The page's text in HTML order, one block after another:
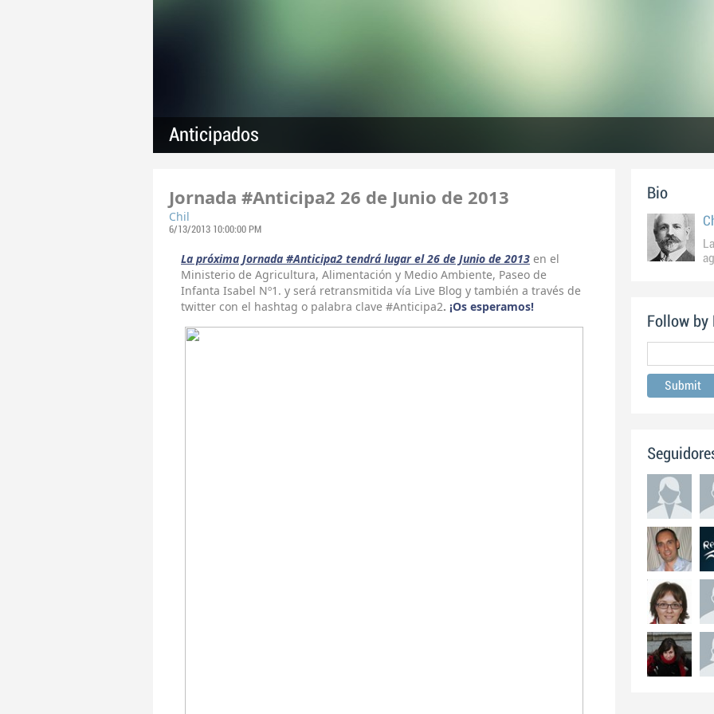
Anticipados
Jornada #Anticipa2 26 de Junio de 2013
Chil
6/13/2013 10:00:00 PM
La próxima Jornada #Anticipa2 tendrá lugar el 26 de Junio de 2013 en el
Ministerio de Agricultura, Alimentación y Medio Ambiente, Paseo de
Infanta Isabel Nº1. y será retransmitida vía Live Blog y también a través de
twitter con el hashtag o palabra clave #Anticipa2. ¡Os esperamos!
Bio
Follow by